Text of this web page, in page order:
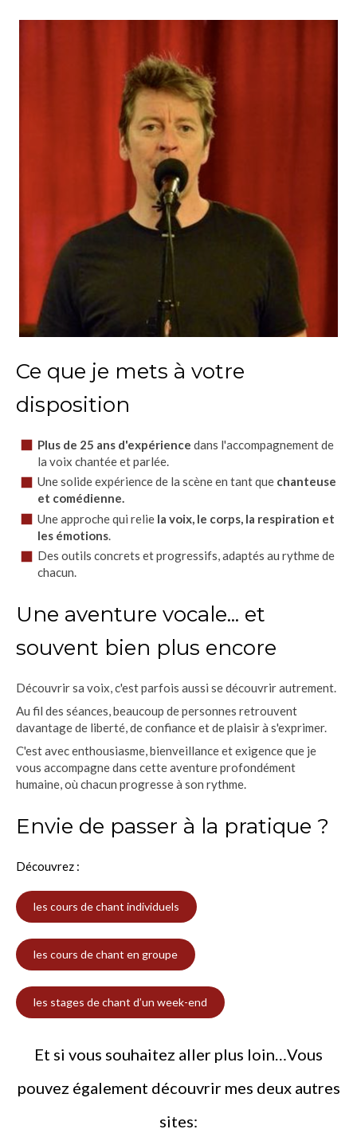
Ce que je mets à votre
disposition
Plus de 25 ans d'expérience dans l'accompagnement de
la voix chantée et parlée.
Une solide expérience de la scène en tant que chanteuse
et comédienne.
Une approche qui relie la voix, le corps, la respiration et
les émotions.
Des outils concrets et progressifs, adaptés au rythme de
chacun.
Une aventure vocale... et
souvent bien plus encore
Découvrir sa voix, c'est parfois aussi se découvrir autrement.
Au fil des séances, beaucoup de personnes retrouvent
davantage de liberté, de confiance et de plaisir à s'exprimer.
C'est avec enthousiasme, bienveillance et exigence que je
vous accompagne dans cette aventure profondément
humaine, où chacun progresse à son rythme.
Envie de passer à la pratique ?
Découvrez :
les cours de chant individuels
les cours de chant en groupe
les stages de chant d’un week-end
Et si vous souhaitez aller plus loin…Vous
pouvez également découvrir mes deux autres
sites: